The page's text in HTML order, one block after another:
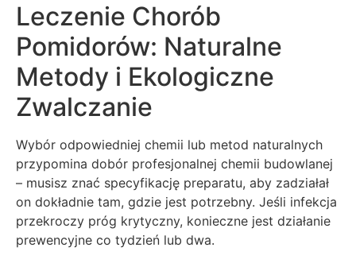
Leczenie Chorób
Pomidorów: Naturalne
Metody i Ekologiczne
Zwalczanie
Wybór odpowiedniej chemii lub metod naturalnych
przypomina dobór profesjonalnej chemii budowlanej
– musisz znać specyfikację preparatu, aby zadziałał
on dokładnie tam, gdzie jest potrzebny. Jeśli infekcja
przekroczy próg krytyczny, konieczne jest działanie
prewencyjne co tydzień lub dwa.